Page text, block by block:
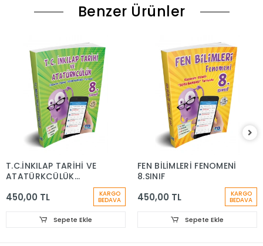
Benzer Ürünler
T.C.İNKILAP TARİHİ VE
ATATÜRKÇÜLÜK
450,00 TL KARGO
BEDAVA
Sepete Ekle
FEN BİLİMLERİ FENOMENİ
8.SINIF
450,00 TL KARGO
BEDAVA
Sepete Ekle